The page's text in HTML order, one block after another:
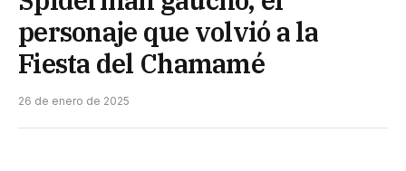
personaje que volvió a la
Fiesta del Chamamé
26 de enero de 2025